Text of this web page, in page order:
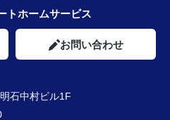
トホームサービス
お問い合わせ
石中村ビル1F